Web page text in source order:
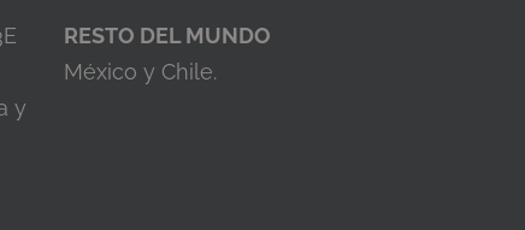
y
RESTO DEL MUNDO
México y Chile.